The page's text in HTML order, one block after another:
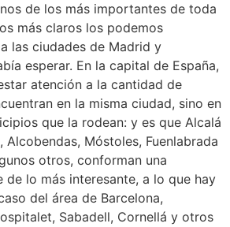
de los más importantes de toda
más claros los podemos
las ciudades de Madrid y
esperar. En la capital de España,
atención a la cantidad de
en la misma ciudad, sino en
que la rodean: y es que Alcalá
Alcobendas, Móstoles, Fuenlabrada
otros, conforman una
de lo más interesante, a lo que hay
del área de Barcelona,
Sabadell, Cornellá y otros